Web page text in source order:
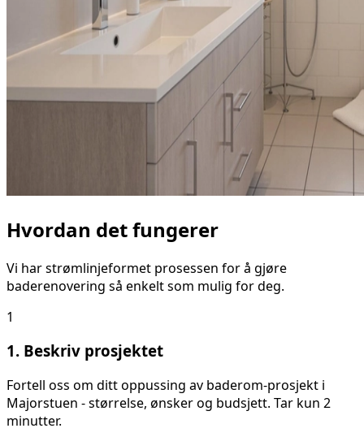
Hvordan det fungerer
Vi har strømlinjeformet prosessen for å gjøre
baderenovering så enkelt som mulig for deg.
1
1. Beskriv prosjektet
Fortell oss om dittoppussing av baderom-prosjekt i
Majorstuen - størrelse, ønsker og budsjett. Tar kun 2
minutter.